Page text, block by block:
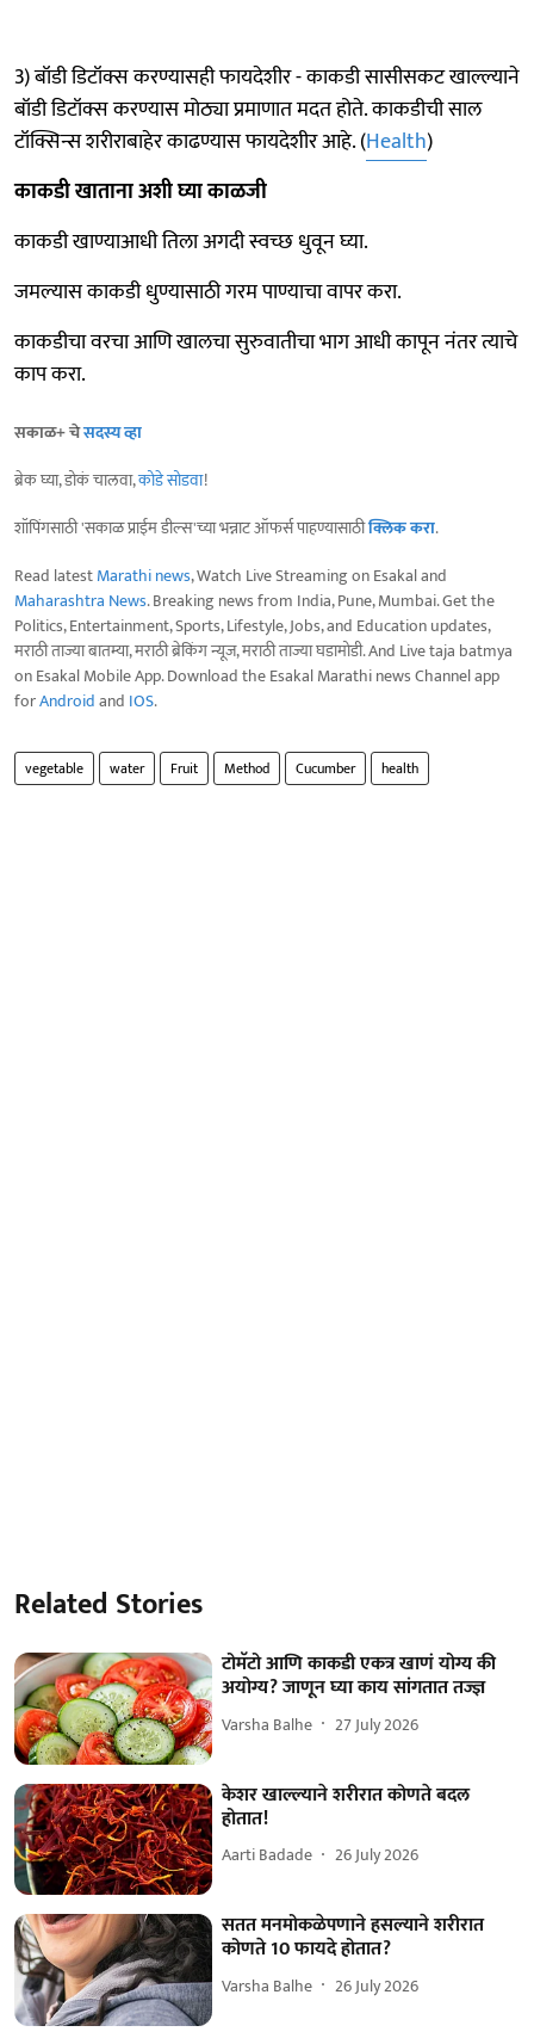
3) बॉडी डिटॉक्स करण्यासही फायदेशीर - काकडी सासीसकट खाल्ल्याने
बॉडी डिटॉक्स करण्यास मोठ्या प्रमाणात मदत होते. काकडीची साल
टॉक्सिन्स शरीराबाहेर काढण्यास फायदेशीर आहे. (Health)
काकडी खाताना अशी घ्या काळजी
काकडी खाण्याआधी तिला अगदी स्वच्छ धुवून घ्या.
जमल्यास काकडी धुण्यासाठी गरम पाण्याचा वापर करा.
काकडीचा वरचा आणि खालचा सुरुवातीचा भाग आधी कापून नंतर त्याचे
काप करा.
सकाळ+ चेसदस्य व्हा
ब्रेक घ्या, डोकं चालवा,कोडे सोडवा!
शॉपिंगसाठी 'सकाळ प्राईम डील्स'च्या भन्नाट ऑफर्स पाहण्यासाठीक्लिक करा.
Read latestMarathi news, Watch Live Streaming on Esakal and
Maharashtra News. Breaking news from India, Pune, Mumbai. Get the
Politics, Entertainment, Sports, Lifestyle, Jobs, and Education updates,
मराठी ताज्या बातम्या, मराठी ब्रेकिंग न्यूज, मराठी ताज्या घडामोडी. And Live taja batmya
on Esakal Mobile App. Download the Esakal Marathi news Channel app
forAndroidand IOS.
vegetable water Fruit Method Cucumber health
Related Stories
टोमॅटो आणि काकडी एकत्र खाणं योग्य की
अयोग्य? जाणून घ्या काय सांगतात तज्ज्ञ
Varsha Balhe 27 July 2026
केशर खाल्ल्याने शरीरात कोणते बदल
होतात!
Aarti Badade 26 July 2026
सतत मनमोकळेपणाने हसल्याने शरीरात
कोणते 10 फायदे होतात?
Varsha Balhe 26 July 2026